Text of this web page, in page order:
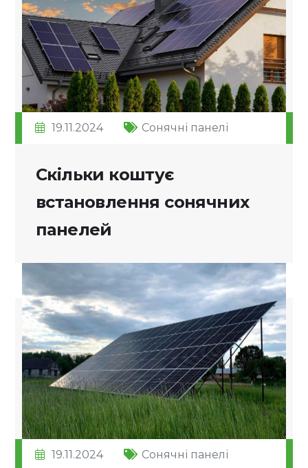
19.11.2024 Сонячні панелі
Скільки коштує
встановлення сонячних
панелей
19.11.2024 Сонячні панелі